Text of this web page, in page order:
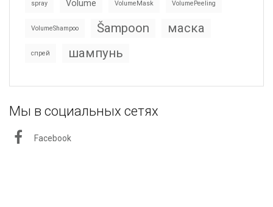
spray Volume VolumeMask VolumePeeling
VolumeShampoo Šampoon маска
спрей шампунь
Мы в социальных сетях
Facebook